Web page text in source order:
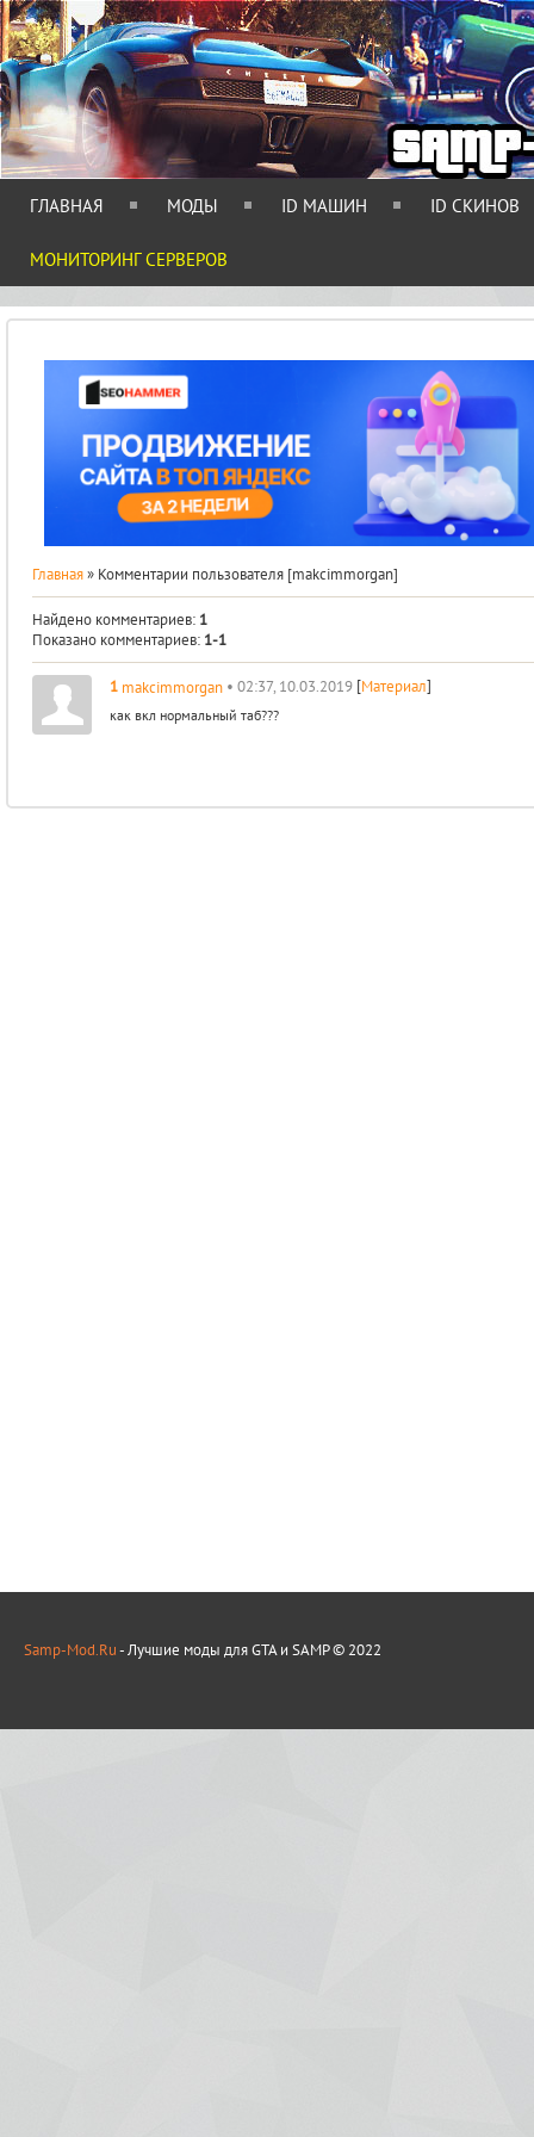
ГЛАВНАЯ МОДЫ ID МАШИН ID СКИНОВ
МОНИТОРИНГ СЕРВЕРОВ
Главная» Комментарии пользователя [makcimmorgan]
Найдено комментариев: 1
Показано комментариев: 1-1
1 makcimmorgan • 02:37, 10.03.2019 [Материал]
как вкл нормальный таб???
Samp-Mod.Ru- Лучшие моды для GTA и SAMP © 2022